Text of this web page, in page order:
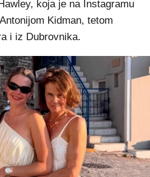
koja je na Instagramu
Kidman, tetom
i iz Dubrovnika.